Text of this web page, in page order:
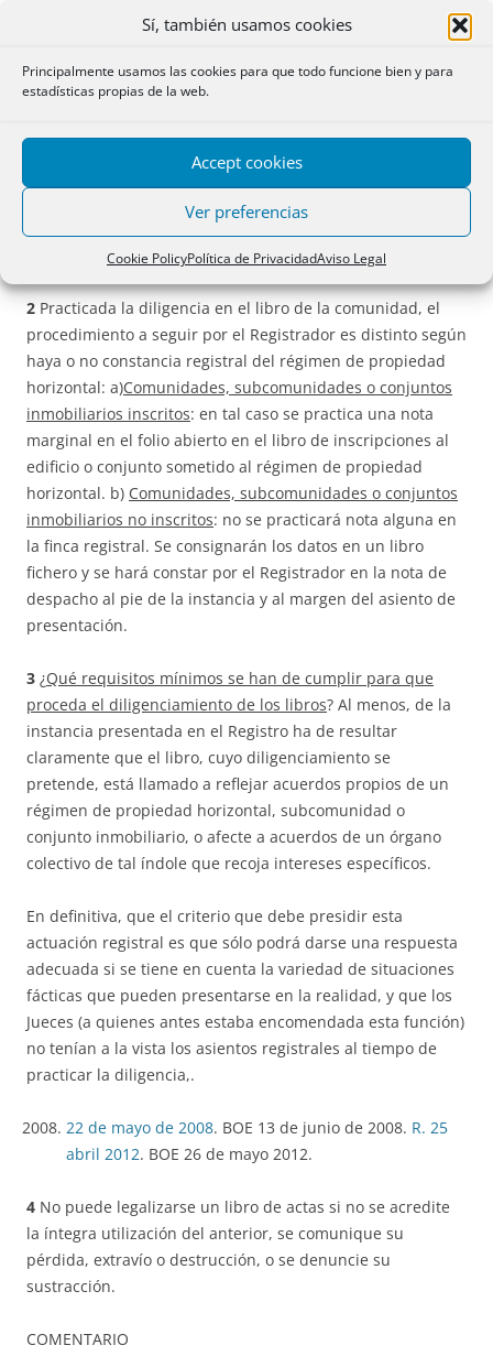
Sí, también usamos cookies
Principalmente usamos las cookies para que todo funcione bien y para
estadísticas propias de la web.
Accept cookies
Ver preferencias
Cookie PolicyPolítica de PrivacidadAviso Legal
del apartado 7 del citado precepto reglamentario).
De un caso de no inscripción se ocupó laR. 30 de marzo de
2010. BOE 24 de mayo de 2010, y dijo lo siguiente: hay
.392 CC). El registrador debe legalizar el
libro de esa comunidad aunque la titularidad registral no
la refleje ni está previsto estatutariamente un órgano
colectivo especial.
2 Practicada la diligencia en el libro de la comunidad, el
procedimiento a seguir por el Registrador es distinto según
haya o no constancia registral del régimen de propiedad
horizontal: a)Comunidades, subcomunidades o conjuntos
inmobiliarios inscritos: en tal caso se practica una nota
marginal en el folio abierto en el libro de inscripciones al
edificio o conjunto sometido al régimen de propiedad
horizontal. b) Comunidades, subcomunidades o conjuntos
inmobiliarios no inscritos: no se practicará nota alguna en
la finca registral. Se consignarán los datos en un libro
fichero y se hará constar por el Registrador en la nota de
despacho al pie de la instancia y al margen del asiento de
presentación.
3 ¿Qué requisitos mínimos se han de cumplir para que
proceda el diligenciamiento de los libros? Al menos, de la
instancia presentada en el Registro ha de resultar
claramente que el libro, cuyo diligenciamiento se
pretende, está llamado a reflejar acuerdos propios de un
régimen de propiedad horizontal, subcomunidad o
conjunto inmobiliario, o afecte a acuerdos de un órgano
colectivo de tal índole que recoja intereses específicos.
En definitiva, que el criterio que debe presidir esta
actuación registral es que sólo podrá darse una respuesta
adecuada si se tiene en cuenta la variedad de situaciones
fácticas que pueden presentarse en la realidad, y que los
Jueces (a quienes antes estaba encomendada esta función)
no tenían a la vista los asientos registrales al tiempo de
practicar la diligencia,.
22 de mayo de 2008. BOE 13 de junio de 2008. R. 25
abril 2012. BOE 26 de mayo 2012.
4 No puede legalizarse un libro de actas si no se acredite
la íntegra utilización del anterior, se comunique su
pérdida, extravío o destrucción, o se denuncie su
sustracción.
COMENTARIO